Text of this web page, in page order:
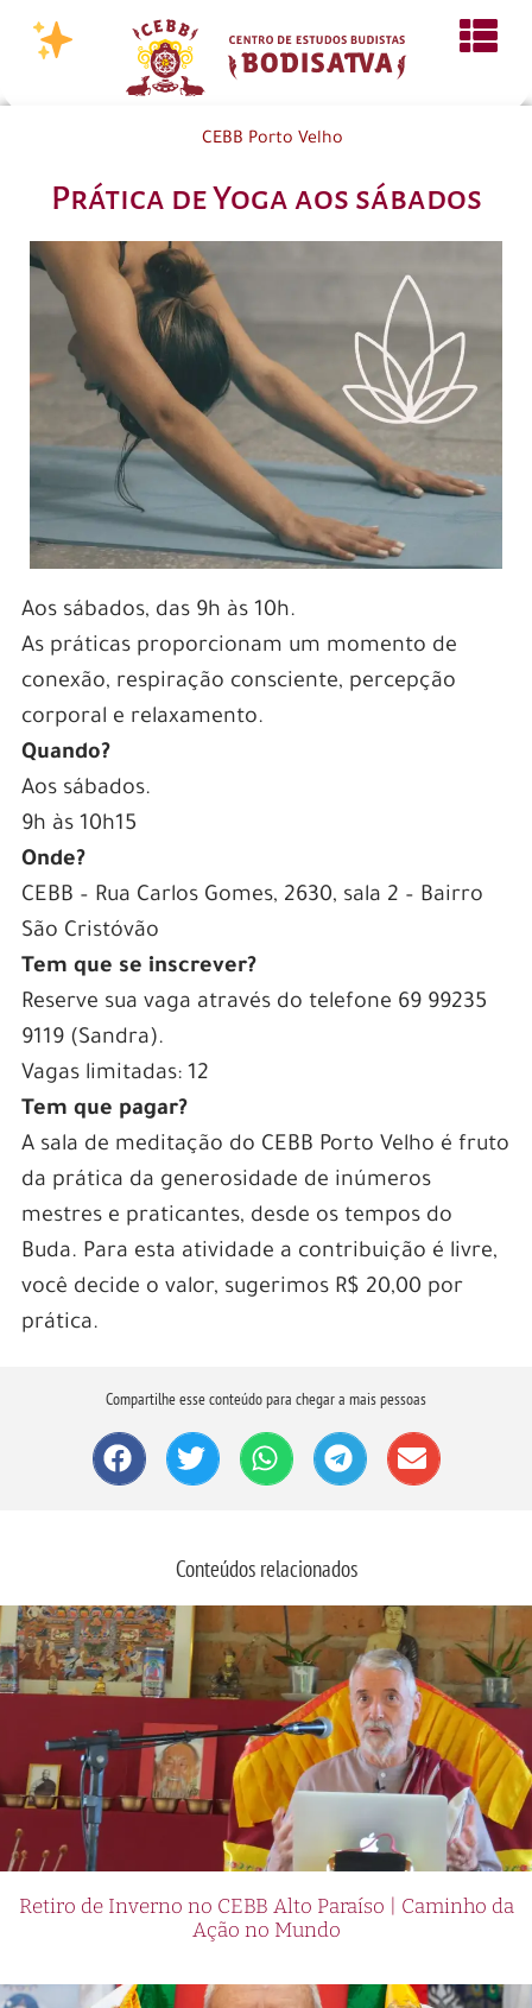
CEBB Porto Velho
Prática de Yoga aos sábados
Aos sábados, das 9h às 10h.
As práticas proporcionam um momento de
conexão, respiração consciente, percepção
corporal e relaxamento.
Quando?
Aos sábados.
9h às 10h15
Onde?
CEBB – Rua Carlos Gomes, 2630, sala 2 – Bairro
São Cristóvão
Tem que se inscrever?
Reserve sua vaga através do telefone 69 99235
9119 (Sandra).
Vagas limitadas: 12
Tem que pagar?
A sala de meditação do CEBB Porto Velho é fruto
da prática da generosidade de inúmeros
mestres e praticantes, desde os tempos do
Buda. Para esta atividade a contribuição é livre,
você decide o valor, sugerimos R$ 20,00 por
prática.
Compartilhe esse conteúdo para chegar a mais pessoas
Conteúdos relacionados
Retiro de Inverno no CEBB Alto Paraíso | Caminho da
Ação no Mundo